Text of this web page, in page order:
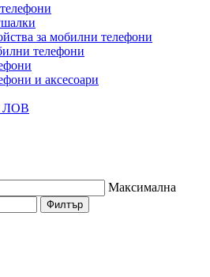
за мобилни телефони
телефони
и аксесоари
ЛОВ
Максимална
Филтър